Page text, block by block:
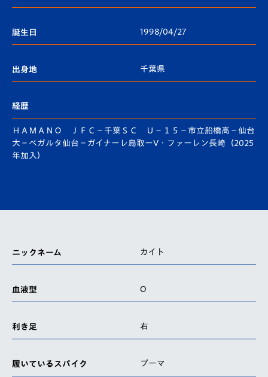
誕生日 1998/04/27
出身地 千葉県
経歴
ＨＡＭＡＮＯ ＪＦＣ－千葉ＳＣ Ｕ－１５－市立船橋高－仙台
大－ベガルタ仙台－ガイナーレ鳥取ーV・ファーレン長崎（2025
年加入）
ニックネーム カイト
血液型 O
利き足 右
履いているスパイク プーマ